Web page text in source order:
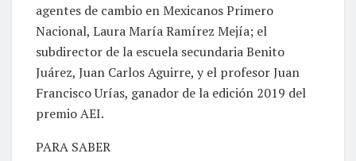
agentes de cambio en Mexicanos Primero
Nacional, Laura María Ramírez Mejía; el
subdirector de la escuela secundaria Benito
Juárez, Juan Carlos Aguirre, y el profesor Juan
Francisco Urías, ganador de la edición 2019 del
premio AEI.
PARA SABER